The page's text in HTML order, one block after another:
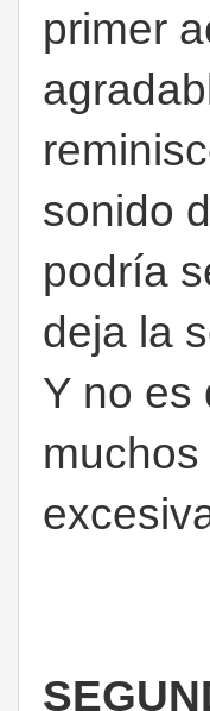
primer
sonido
podría
deja la
Y no es